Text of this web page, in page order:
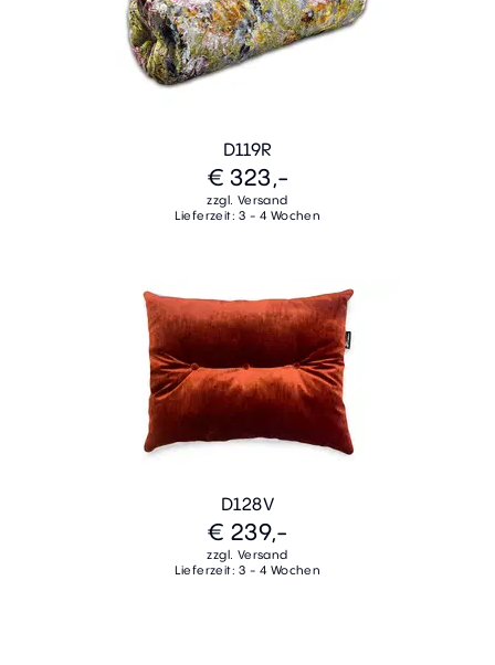
D119R
€ 323,-
zzgl. Versand
Lieferzeit: 3 - 4 Wochen
D128V
€ 239,-
zzgl. Versand
Lieferzeit: 3 - 4 Wochen